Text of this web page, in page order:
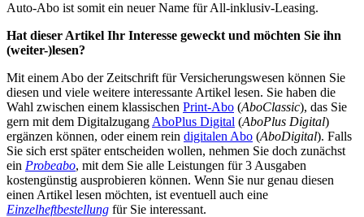
Auto-Abo ist somit ein neuer Name für All-inklusiv-Leasing.
Hat dieser Artikel Ihr Interesse geweckt und möchten Sie ihn
(weiter-)lesen?
Mit einem Abo der Zeitschrift für Versicherungswesen können Sie
diesen und viele weitere interessante Artikel lesen. Sie haben die
Wahl zwischen einem klassischen Print-Abo (AboClassic), das Sie
gern mit dem Digitalzugang AboPlus Digital (AboPlus Digital)
ergänzen können, oder einem rein digitalen Abo (AboDigital). Falls
Sie sich erst später entscheiden wollen, nehmen Sie doch zunächst
ein Probeabo, mit dem Sie alle Leistungen für 3 Ausgaben
kostengünstig ausprobieren können. Wenn Sie nur genau diesen
einen Artikel lesen möchten, ist eventuell auch eine
Einzelheftbestellung für Sie interessant.